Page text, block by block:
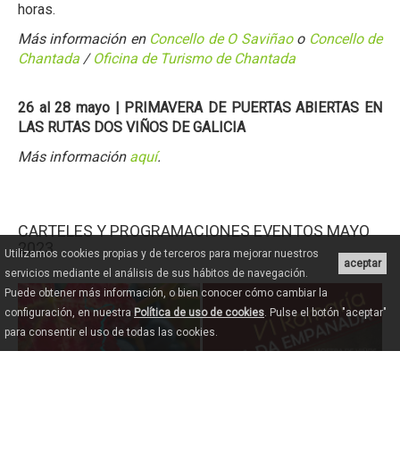
horas.
Más información en Concello de O Saviñaoo Concello de
Chantada / Oficina de Turismo de Chantada
26 al 28 mayo | PRIMAVERA DE PUERTAS ABIERTAS EN
LAS RUTAS DOS VIÑOS DE GALICIA
Más información aquí.
CARTELES Y PROGRAMACIONES EVENTOS MAYO
2023
aceptar
Utilizamos cookies propias y de terceros para mejorar nuestros
servicios mediante el análisis de sus hábitos de navegación.
Puede obtener más información, o bien conocer cómo cambiar la
configuración, en nuestra Política de uso de cookies. Pulse el botón "aceptar"
para consentir el uso de todas las cookies.